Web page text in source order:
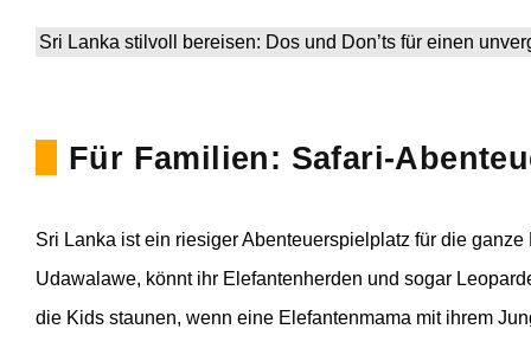
Sri Lanka stilvoll bereisen: Dos und Don’ts für einen
Für Familien: Safari-
Sri Lanka ist ein riesiger Abenteuerspielplatz für die
Udawalawe, könnt ihr Elefantenherden und sogar
die Kids staunen, wenn eine Elefantenmama mit ihrem